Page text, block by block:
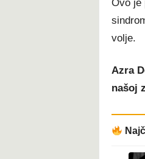
Ovo je
volje.
Azra
našoj